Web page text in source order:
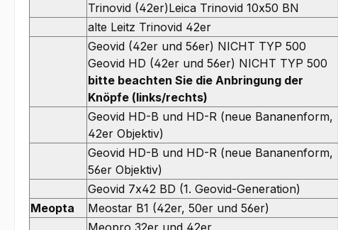
Trinovid (42er)Leica Trinovid 10x50 BN
alte Leitz Trinovid 42er
Geovid (42er und 56er) NICHT TYP 500
Geovid HD (42er und 56er) NICHT TYP 500
bitte beachten Sie die Anbringung der
Knöpfe (links/rechts)
Geovid HD-B und HD-R (neue Bananenform,
42er Objektiv)
Geovid HD-B und HD-R (neue Bananenform,
56er Objektiv)
Geovid 7x42 BD (1. Geovid-Generation)
Meopta
Meostar B1 (42er, 50er und 56er)